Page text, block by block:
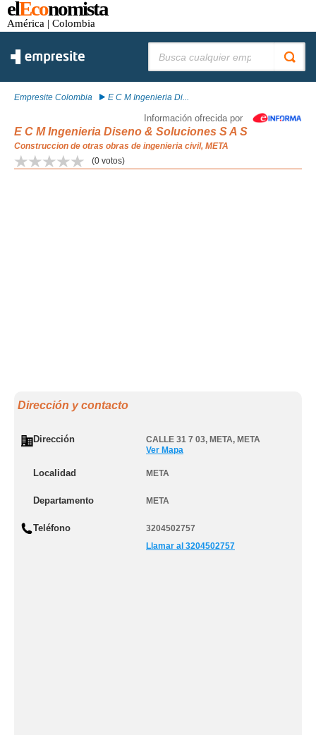
elEconomista
América | Colombia
Empresite Colombia E C M Ingenieria Di...
Información ofrecida por
E C M Ingenieria Diseno & Soluciones S A S
Construccion de otras obras de ingenieria civil, META
(0 votos)
Dirección y contacto
Dirección CALLE 31 7 03, META, META
Ver Mapa
Localidad META
Departamento META
Teléfono
3204502757
Llamar al 3204502757